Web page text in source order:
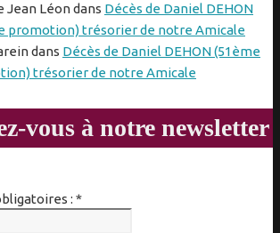
Jean Léondans Décès de Daniel DEHON
promotion) trésorier de notre Amicale
dans Décès de Daniel DEHON (51ème
trésorier de notre Amicale
vous à notre newsletter
: *